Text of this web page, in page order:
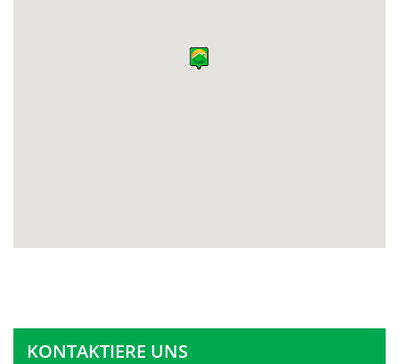
KONTAKTIERE UNS